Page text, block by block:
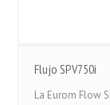
Flujo SPV750i
La Eurom Flow